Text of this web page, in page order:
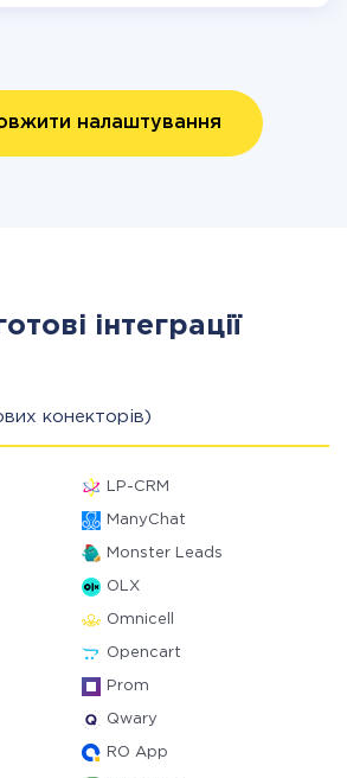
налаштування
інтеграції
конекторів)
LP-CRM
ManyChat
Monster Leads
OLX
Omnicell
Opencart
Prom
Qwary
RO App